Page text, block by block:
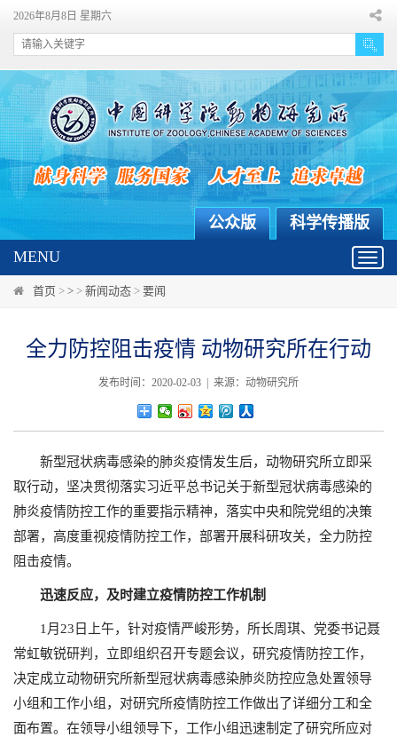
2026年8月8日 星期六
科学传播版
公众版
MENU
首页 > > > 新闻动态 > 要闻
全力防控阻击疫情 动物研究所在行动
发布时间：2020-02-03 | 来源：动物研究所
新型冠状病毒感染的肺炎疫情发生后，动物研究所立即采
取行动，坚决贯彻落实习近平总书记关于新型冠状病毒感染的
肺炎疫情防控工作的重要指示精神，落实中央和院党组的决策
部署，高度重视疫情防控工作，部署开展科研攻关，全力防控
阻击疫情。
迅速反应，及时建立疫情防控工作机制
1月23日上午，针对疫情严峻形势，所长周琪、党委书记聂
常虹敏锐研判，立即组织召开专题会议，研究疫情防控工作，
决定成立动物研究所新型冠状病毒感染肺炎防控应急处置领导
小组和工作小组，对研究所疫情防控工作做出了详细分工和全
面布置。在领导小组领导下，工作小组迅速制定了研究所应对